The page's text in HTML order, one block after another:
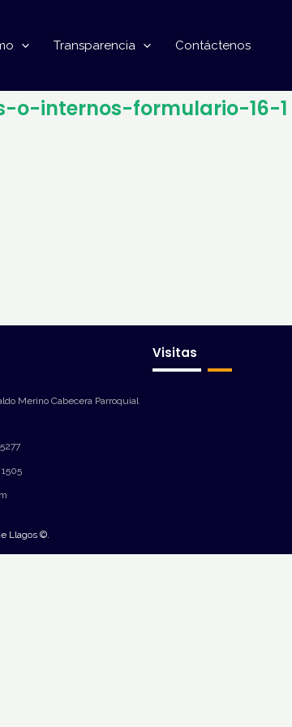
Transparencia Contáctenos
internos-formulario-16-1
Merino Cabecera Parroquial
Visitas
Llagos ©.